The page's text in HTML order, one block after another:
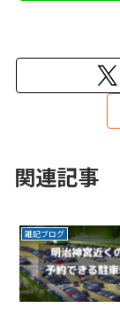
関連記事
雑記ブログ